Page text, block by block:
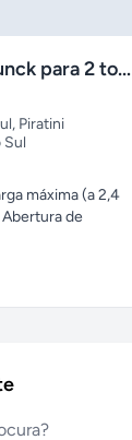
Guindaste munck para 2 toneladas
, Piratini
Sul
máxima (a 2,4
de